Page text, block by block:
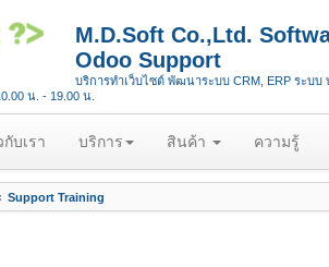
M.D.Soft Co.,Ltd.
Odoo Support
บริการทำเว็บไซต์ พัฒนาระบบ CRM, ERP ระบบ
น. - 19.00 น.
กับเรา บริการ สินค้า ความรู้
Support Training